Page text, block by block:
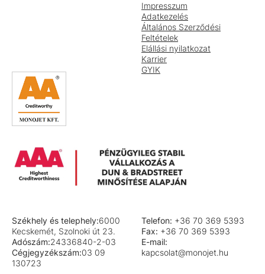
Impresszum
Adatkezelés
Általános Szerződési
Feltételek
Elállási nyilatkozat
Karrier
GYIK
Székhely és telephely:6000
Kecskemét, Szolnoki út 23.
Adószám:24336840-2-03
Cégjegyzékszám:03 09
130723
Telefon: +36 70 369 5393
Fax: +36 70 369 5393
E-mail:
kapcsolat@monojet.hu